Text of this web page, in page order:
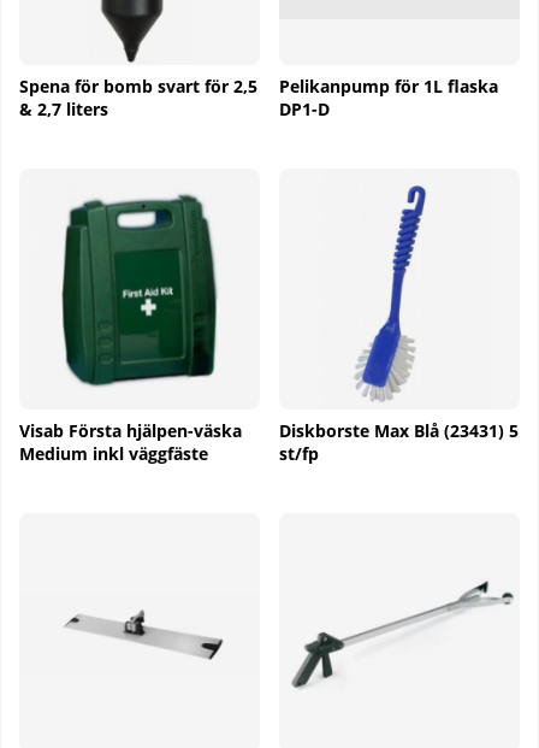
Spena för bomb svart för 2,5
& 2,7 liters
Pelikanpump för 1L flaska
DP1-D
Visab Första hjälpen-väska
Medium inkl väggfäste
Diskborste Max Blå (23431) 5
st/fp